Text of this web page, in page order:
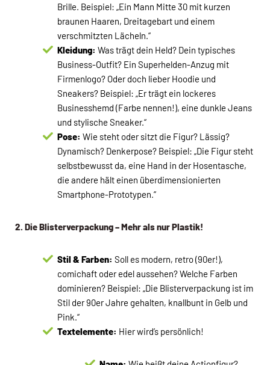
Brille. Beispiel: „Ein Mann Mitte 30 mit kurzen
braunen Haaren, Dreitagebart und einem
verschmitzten Lächeln.“
Kleidung: Was trägt dein Held? Dein typisches
Business-Outfit? Ein Superhelden-Anzug mit
Firmenlogo? Oder doch lieber Hoodie und
Sneakers? Beispiel: „Er trägt ein lockeres
Businesshemd (Farbe nennen!), eine dunkle Jeans
und stylische Sneaker.“
Pose: Wie steht oder sitzt die Figur? Lässig?
Dynamisch? Denkerpose? Beispiel: „Die Figur steht
selbstbewusst da, eine Hand in der Hosentasche,
die andere hält einen überdimensionierten
Smartphone-Prototypen.“
2. Die Blisterverpackung – Mehr als nur Plastik!
Stil & Farben: Soll es modern, retro (90er!),
comichaft oder edel aussehen? Welche Farben
dominieren? Beispiel: „Die Blisterverpackung ist im
Stil der 90er Jahre gehalten, knallbunt in Gelb und
Pink.“
Textelemente: Hier wird’s persönlich!